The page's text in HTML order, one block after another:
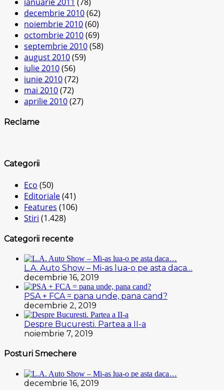
decembrie 2010(62)
noiembrie 2010(60)
octombrie 2010(69)
septembrie 2010(58)
august 2010(59)
iulie 2010(56)
iunie 2010(72)
mai 2010(72)
aprilie 2010(27)
Reclame
Categorii
Eco (50)
Editoriale(41)
Features (106)
Stiri (1.428)
Categorii recente
L.A. Auto Show – Mi-as lua-o pe asta daca…
decembrie 16, 2019
PSA + FCA = pana unde, pana cand?
decembrie 2, 2019
Despre Bucuresti. Partea a II-a
noiembrie 7, 2019
Posturi Smechere
decembrie 16, 2019